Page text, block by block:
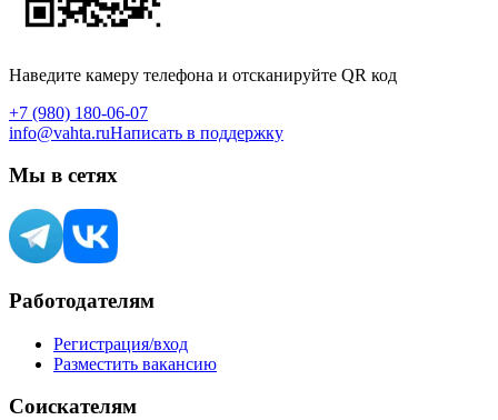
Наведите камеру телефона и отсканируйте QR код
+7 (980) 180-06-07
info@vahta.ruНаписать в поддержку
Мы в сетях
Работодателям
Регистрация/вход
Разместить вакансию
Соискателям